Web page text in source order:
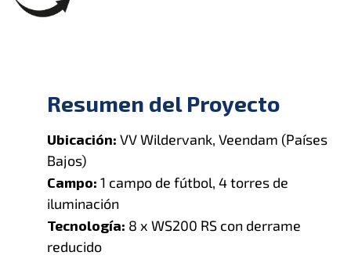
Resumen del Proyecto
Ubicación: VV Wildervank, Veendam (Países
Bajos)
Campo: 1 campo de fútbol, 4 torres de
iluminación
Tecnología: 8 x WS200 RS con derrame
reducido